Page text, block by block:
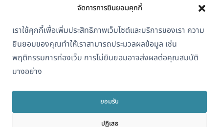
จัดการการยินยอมคุกกี้
เราใช้คุกกี้เพื่อเพิ่มประสิทธิภาพเว็บไซต์และบริการของเรา ความ
ยินยอมของคุณทำให้เราสามารถประมวลผลข้อมูล เช่น
พฤติกรรมการท่องเว็บ การไม่ยินยอมอาจส่งผลต่อคุณสมบัติ
บางอย่าง
ยอมรับ
ปฏิเสธ
ใน
ใหม่)
ไทย
ใน
ใหม่)
(เปิด
ใหม่)
(เปิด
ใน
ใหม่)
(เปิด
หน้าต่าง
ใหม่)